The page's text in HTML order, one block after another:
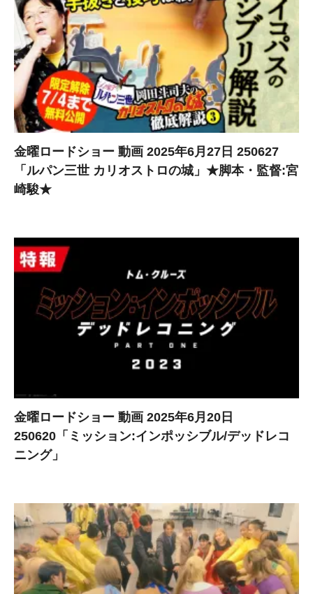
金曜ロードショー 動画 2025年6月27日 250627
「ルパン三世 カリオストロの城」★脚本・監督:宮
崎駿★
金曜ロードショー 動画 2025年6月20日
250620「ミッション:インポッシブル/デッドレコ
ニング」